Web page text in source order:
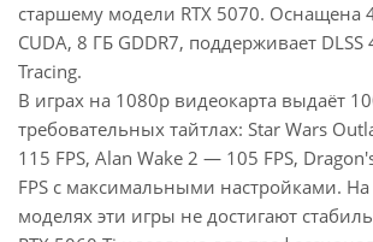
старшему модели RTX 5070. Оснащена
CUDA, 8 ГБ GDDR7, поддерживает DLSS
Tracing.
В играх на 1080p видеокарта выдаёт
требовательных тайтлах: Star Wars
115 FPS, Alan Wake 2 — 105 FPS,
FPS с максимальными настройками.
моделях эти игры не достигают